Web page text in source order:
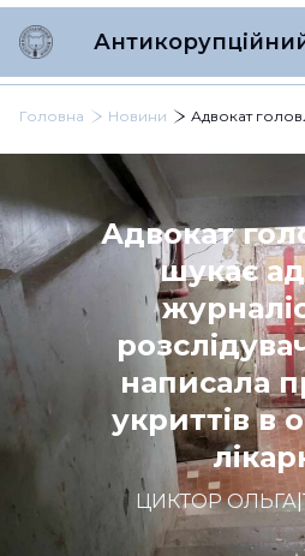
Головна Новини
Адвокат
шукає
написала
укриттів в
ЦИКТОР ОЛЬГА|